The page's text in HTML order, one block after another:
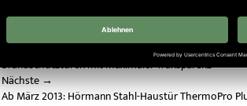
Türen Neuigkeiten
←Vorherige
Brandschutztüren mit maximaler Transparenz
Nächste→
Ab März 2013: Hörmann Stahl-Haustür ThermoPro